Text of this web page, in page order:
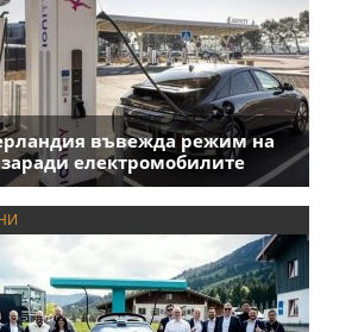
въвежда режим на
заради електромобилите